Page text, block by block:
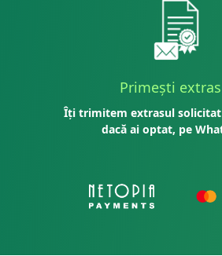
Primești
Îți trimitem extrasul solicitat
dacă ai optat, pe